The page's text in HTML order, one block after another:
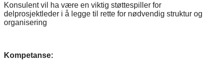
Konsulent vil ha være en viktig støttespiller for
delprosjektleder i å legge til rette for nødvendig struktur og
organisering
Kompetanse: